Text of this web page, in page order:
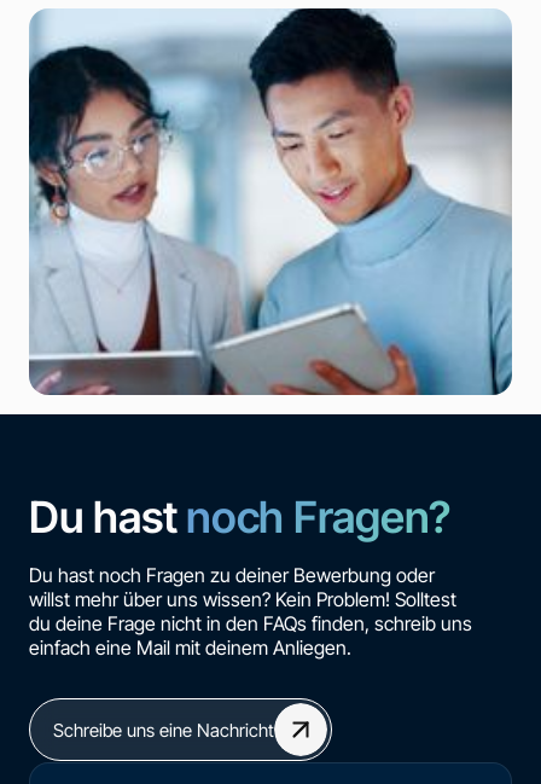
Du hastnoch Fragen?
Du hast noch Fragen zu deiner Bewerbung oder
willst mehr über uns wissen? Kein Problem! Solltest
du deine Frage nicht in den FAQs finden, schreib uns
einfach eine Mail mit deinem Anliegen.
Schreibe uns eine Nachricht